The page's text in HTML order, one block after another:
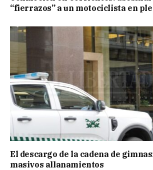
“fierrazos” a un motociclista en
El descargo de la cadena de
masivos allanamientos